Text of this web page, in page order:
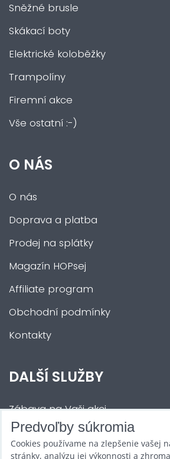
Sněžné brusle
Skákací boty
Elektrické koloběžky
Trampolíny
Firemní akce
Vše ostatní :-)
O NÁS
O nás
Doprava a platba
Prodej na splátky
Magazín HOPsej
Affiliate program
Obchodní podmínky
Kontakty
DALŠÍ SLUŽBY
Zábava na Vaši akci
Půjčovna
Promotéři
Predvoľby súkromia
Cookies používame na zlepšenie vašej
stránky, analýzu jej výkonnosti a